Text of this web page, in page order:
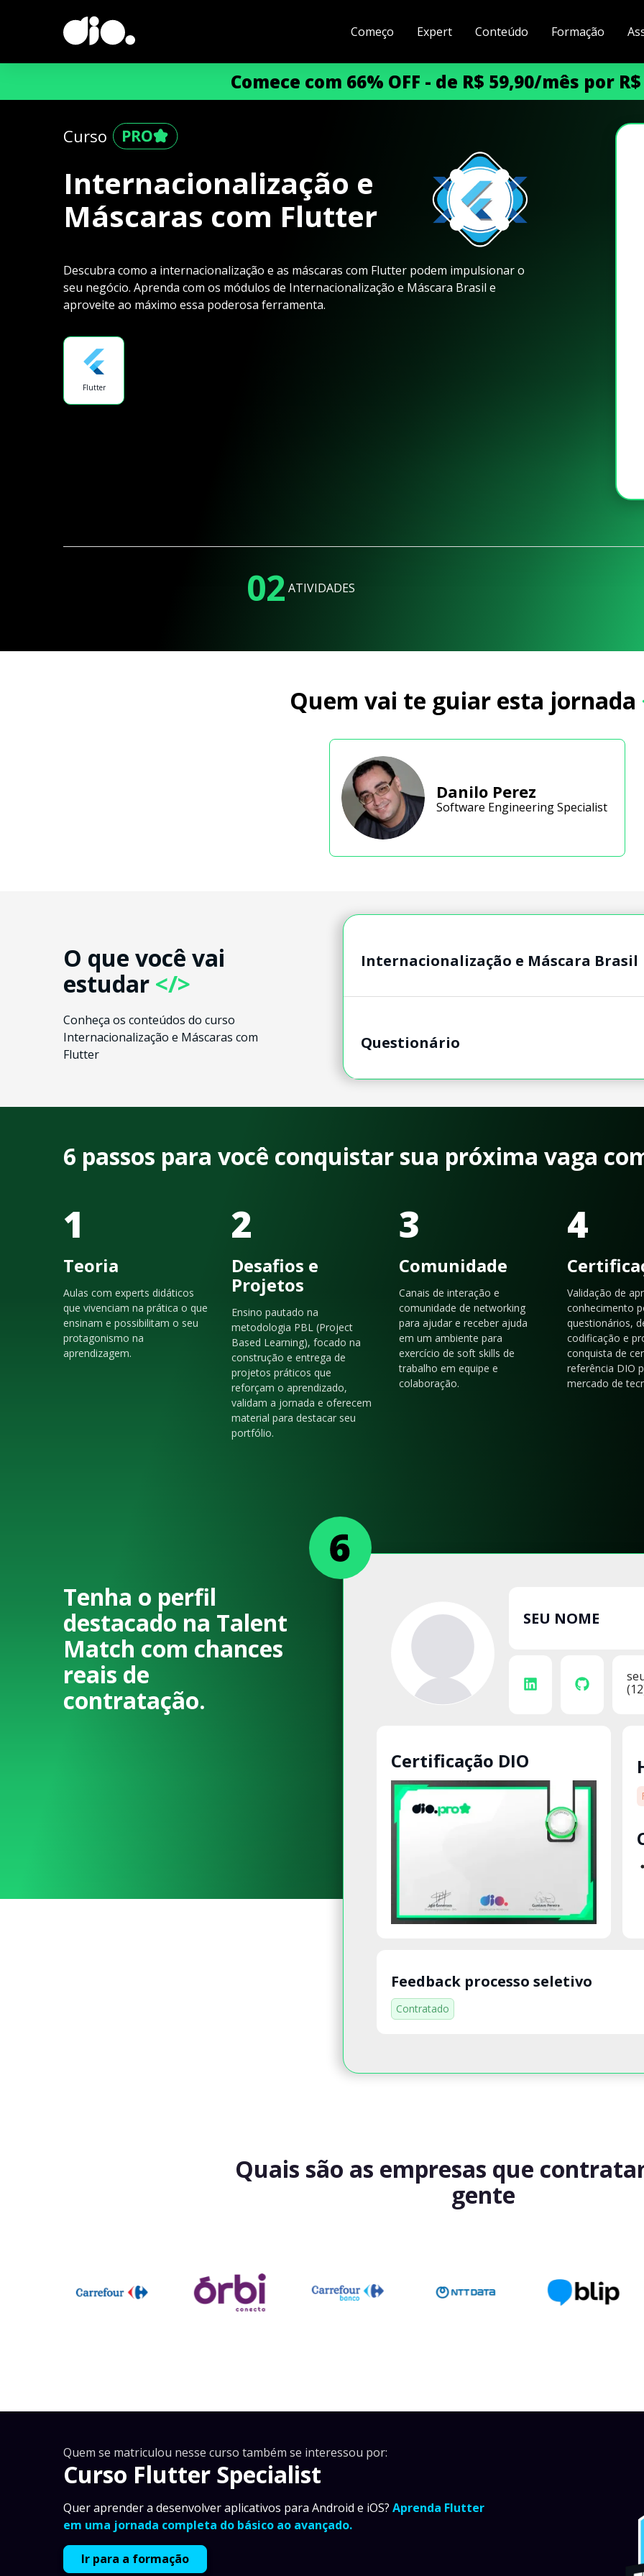
Começo Expert Conteúdo Formação
Comece com 66% OFF - de R$ 59,90/mês por
Curso
Internacionalização e
Máscaras com Flutter
Descubra como a internacionalização e as máscaras com Flutter podem impulsionar o
seu negócio. Aprenda com os módulos de Internacionalização e Máscara Brasil e
aproveite ao máximo essa poderosa ferramenta.
Flutter
02 ATIVIDADES
Quem vai te guiar esta jornada
Danilo Perez
Software Engineering Specialist
O que você vai
estudar </>
Conheça os conteúdos do curso
Internacionalização e Máscaras com
Flutter
Internacionalização e Máscara Brasil
Questionário
6 passos para você conquistar sua próxima vaga
1
Teoria
Aulas com experts didáticos
que vivenciam na prática o que
ensinam e possibilitam o seu
protagonismo na
aprendizagem.
2
Desafios e
Projetos
Ensino pautado na
metodologia PBL (Project
Based Learning), focado na
construção e entrega de
projetos práticos que
reforçam o aprendizado,
validam a jornada e oferecem
material para destacar seu
portfólio.
3
Comunidade
Canais de interação e
comunidade de networking
para ajudar e receber ajuda
em um ambiente para
exercício de soft skills de
trabalho em equipe e
colaboração.
4
Validação de
conhecimento
questionários,
codificação e
conquista de
referência DIO
mercado de
Tenha o perfil
destacado na Talent
Match com chances
reais de
contratação.
SEU NOME
Certificação DIO
Feedback processo seletivo
Contratado
Quais são as empresas que
gente
Quem se matriculou nesse curso também se interessou por:
Curso Flutter Specialist
Quer aprender a desenvolver aplicativos para Android e iOS? Aprenda Flutter
em uma jornada completa do básico ao avançado.
Ir para a formação